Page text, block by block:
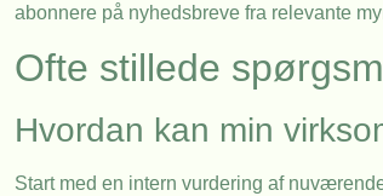
abonnere på nyhedsbreve fra relevante
Ofte stillede
Hvordan kan min
Start med en intern vurdering af